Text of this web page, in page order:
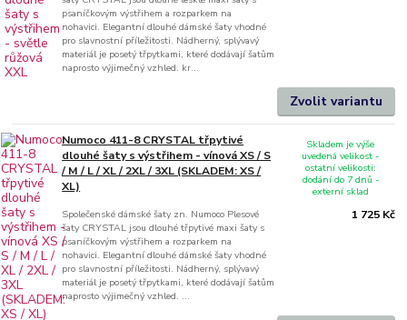
psaníčkovým výstřihem a rozparkem na
nohavici. Elegantní dlouhé dámské šaty vhodné
pro slavnostní příležitosti. Nádherný, splývavý
materiál je posetý třpytkami, které dodávají šatům
naprosto výjimečný vzhled. kr...
Zvolit variantu
Numoco 411-8 CRYSTAL třpytivé
dlouhé šaty s výstřihem - vínová XS / S
/ M / L / XL / 2XL / 3XL (SKLADEM: XS /
XL)
Společenské dámské šaty zn. Numoco Plesové
šaty CRYSTAL jsou dlouhé třpytivé maxi šaty s
psaníčkovým výstřihem a rozparkem na
nohavici. Elegantní dlouhé dámské šaty vhodné
pro slavnostní příležitosti. Nádherný, splývavý
materiál je posetý třpytkami, které dodávají šatům
naprosto výjimečný vzhled. ...
1 725 Kč
Skladem je výše
uvedená velikost -
ostatní velikosti:
dodání do 7 dnů -
externí sklad